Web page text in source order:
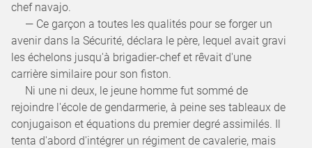
chef navajo.
— Ce garçon a toutes les qualités pour se forger un
avenir dans la Sécurité, déclara le père, lequel avait gravi
les échelons jusqu'à brigadier-chef et rêvait d'une
carrière similaire pour son fiston.
Ni une ni deux, le jeune homme fut sommé de
rejoindre l'école de gendarmerie, à peine ses tableaux de
conjugaison et équations du premier degré assimilés. Il
tenta d'abord d'intégrer un régiment de cavalerie, mais